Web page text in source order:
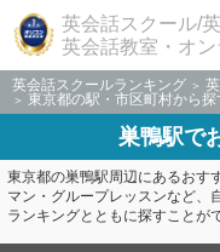
英会話スクール/
英会話教室・オ
英会話スクールランキング
東京都の駅・市区町村から探
巣鴨駅で
東京都の巣鴨駅周辺にあるおす
マン・グループレッスンなど、
ランキングとともに探すことが